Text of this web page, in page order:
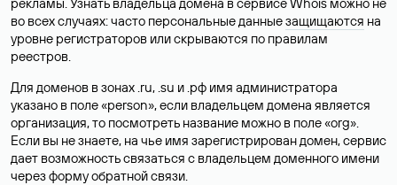
во всех случаях: часто персональные данныезащищаются на
уровне регистраторов или скрываются по правилам
реестров.
Для доменов в зонах .ru, .su и .рф имя администратора
указано в поле «person», если владельцем домена является
организация, то посмотреть название можно в поле «org».
Если вы не знаете, на чье имя зарегистрирован домен, сервис
дает возможность связаться с владельцем доменного имени
через форму обратной связи.